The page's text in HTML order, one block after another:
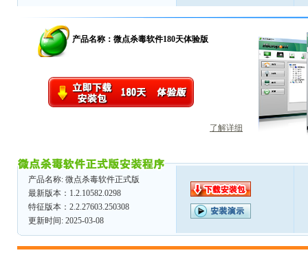
产品名称：微点杀毒软件180天体验版
了解详细
产品名称: 微点杀毒软件正式版
最新版本：1.2.10582.0298
特征版本：2.2.27603.250308
更新时间: 2025-03-08